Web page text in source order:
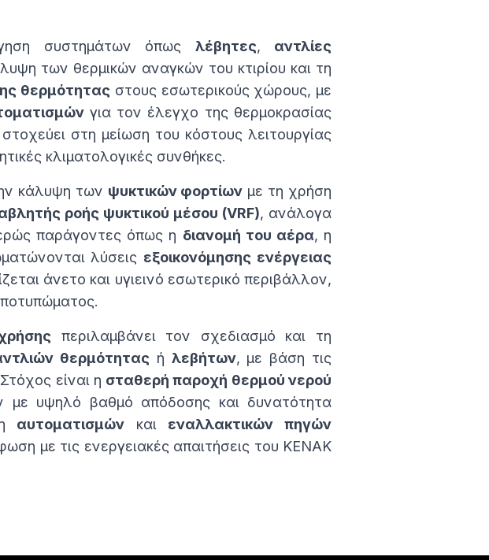
συστημάτων όπως λέβητες, αντλίες
των θερμικών αναγκών του κτιρίου και τη
θερμότητας στους εσωτερικούς χώρους, με
για τον έλεγχο της θερμοκρασίας
στη μείωση του κόστους λειτουργίας
κλιματολογικές συνθήκες.
κάλυψη των ψυκτικών φορτίων με τη χρήση
ροής ψυκτικού μέσου (VRF), ανάλογα
παράγοντες όπως η διανομή του αέρα, η
λύσεις εξοικονόμησης ενέργειας
άνετο και υγιεινό εσωτερικό περιβάλλον,
περιλαμβάνει τον σχεδιασμό και τη
θερμότητας ή λεβήτων, με βάση τις
είναι η σταθερή παροχή θερμού νερού
με υψηλό βαθμό απόδοσης και δυνατότητα
αυτοματισμών και εναλλακτικών πηγών
με τις ενεργειακές απαιτήσεις του ΚΕΝΑΚ